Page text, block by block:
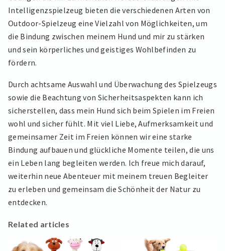
Intelligenzspielzeug bieten die verschiedenen Arten von
Outdoor-Spielzeug eine Vielzahl von Möglichkeiten, um
die Bindung zwischen meinem Hund und mir zu stärken
und sein körperliches und geistiges Wohlbefinden zu
fördern.
Durch achtsame Auswahl und Überwachung des Spielzeugs
sowie die Beachtung von Sicherheitsaspekten kann ich
sicherstellen, dass mein Hund sich beim Spielen im Freien
wohl und sicher fühlt. Mit viel Liebe, Aufmerksamkeit und
gemeinsamer Zeit im Freien können wir eine starke
Bindung aufbauen und glückliche Momente teilen, die uns
ein Leben lang begleiten werden. Ich freue mich darauf,
weiterhin neue Abenteuer mit meinem treuen Begleiter
zu erleben und gemeinsam die Schönheit der Natur zu
entdecken.
Related articles